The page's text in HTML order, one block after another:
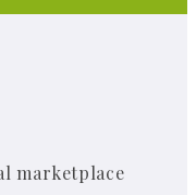
marketplace